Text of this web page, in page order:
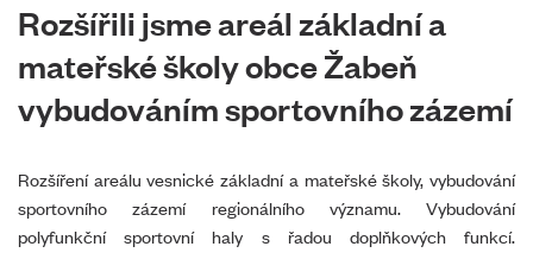
Rozšířili jsme areál základní a
mateřské školy obce Žabeň
vybudováním sportovního zázemí
Rozšíření areálu vesnické základní a mateřské školy, vybudování
sportovního zázemí regionálního významu. Vybudování
polyfunkční sportovní haly s řadou doplňkových funkcí.